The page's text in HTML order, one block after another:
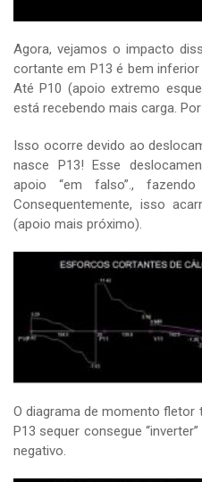
Agora, vejamos o impacto
cortante em P13 é bem
Até P10 (apoio extremo
está recebendo mais carga.
Isso ocorre devido ao
nasce P13! Esse
apoio “em falso”.,
Consequentemente, isso
(apoio mais próximo).
O diagrama de momento fletor
P13 sequer consegue
negativo.